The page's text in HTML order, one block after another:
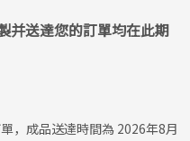
并送達您的訂單均在此期
，成品送達時間為 2026年8月